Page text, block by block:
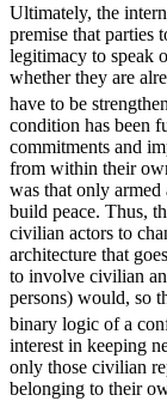
Ultimately, the
premise that parties
legitimacy to speak
whether they are
have to be
condition has been
commitments and
from within their
was that only
build peace. Thus,
civilian actors to
architecture that
to involve civilian
persons) would, so
binary logic of a
interest in keeping
only those civilian
belonging to their